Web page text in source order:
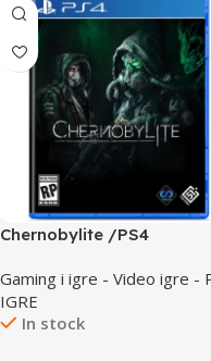
Chernobylite /PS4
Gaming i igre - Video igre -
IGRE
In stock